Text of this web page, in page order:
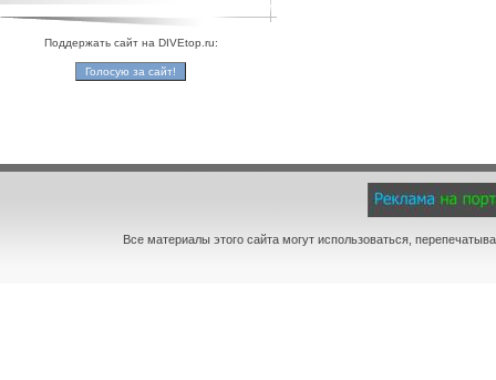
Поддержать сайт на DIVEtop.ru:
Все материалы этого сайта могут использоваться,